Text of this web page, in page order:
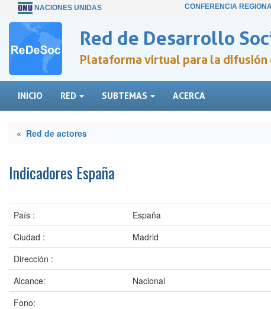
NACIONES UNIDAS CONFERENCIA
Red de Desarrollo
Plataforma virtual para la
INICIO RED SUBTEMAS ACERCA
« Red de actores
Indicadores España
País :
España
Ciudad :
Madrid
Dirección :
Alcance:
Nacional
Fono: